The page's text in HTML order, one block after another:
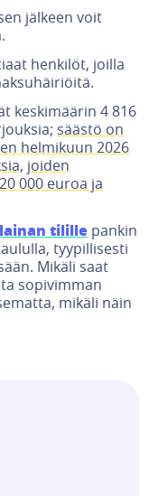
jälkeen voit
henkilöt, joilla
keskimäärin 4 816
säästö on
helmikuun 2026
joiden
000 euroa ja
lainan tilille pankin
tyypillisesti
Mikäli saat
sopivimman
mikäli näin